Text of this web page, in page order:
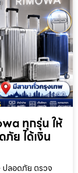
ทุกรุ่น ให้
ย ได้เงิน
ปลอดภัย ตรวจ